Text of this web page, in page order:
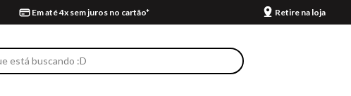
Em até 4x sem juros no cartão* Retire na loja